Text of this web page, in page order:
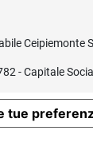
Ceipiemonte
- Capitale
tue